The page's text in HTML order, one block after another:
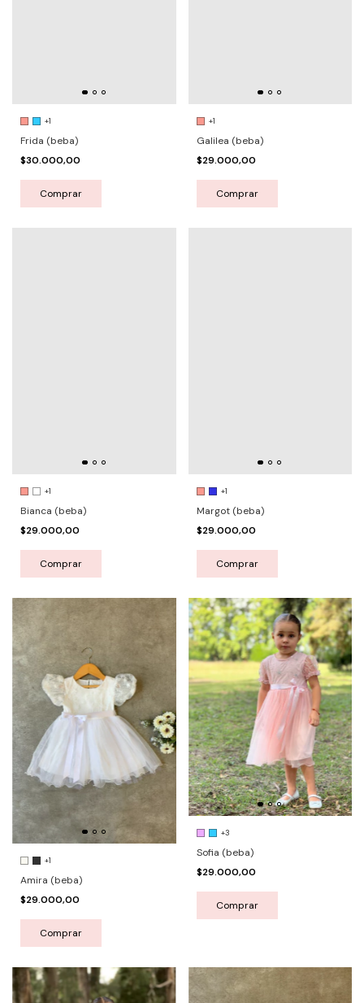
+1
Frida (beba)
$30.000,00
Comprar
+1
Galilea (beba)
$29.000,00
Comprar
+1
Bianca (beba)
$29.000,00
Comprar
+1
Margot (beba)
$29.000,00
Comprar
+1
Amira (beba)
$29.000,00
Comprar
+3
Sofia (beba)
$29.000,00
Comprar